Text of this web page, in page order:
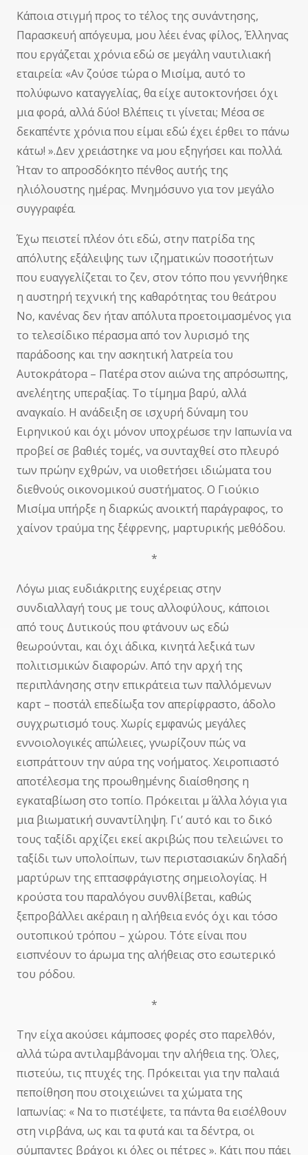
Κάποια στιγμή προς το τέλος της συνάντησης,
Παρασκευή απόγευμα, μου λέει ένας φίλος, Έλληνας
που εργάζεται χρόνια εδώ σε μεγάλη ναυτιλιακή
εταιρεία: «Αν ζούσε τώρα ο Μισίμα, αυτό το
πολύφωνο καταγγελίας, θα είχε αυτοκτονήσει όχι
μια φορά, αλλά δύο! Βλέπεις τι γίνεται; Μέσα σε
δεκαπέντε χρόνια που είμαι εδώ έχει έρθει το πάνω
κάτω! ».Δεν χρειάστηκε να μου εξηγήσει και πολλά.
Ήταν το απροσδόκητο πένθος αυτής της
ηλιόλουστης ημέρας. Μνημόσυνο για τον μεγάλο
συγγραφέα.
Έχω πειστεί πλέον ότι εδώ, στην πατρίδα της
απόλυτης εξάλειψης των ιζηματικών ποσοτήτων
που ευαγγελίζεται το ζεν, στον τόπο που γεννήθηκε
η αυστηρή τεχνική της καθαρότητας του θεάτρου
Νο, κανένας δεν ήταν απόλυτα προετοιμασμένος για
το τελεσίδικο πέρασμα από τον λυρισμό της
παράδοσης και την ασκητική λατρεία του
Αυτοκράτορα – Πατέρα στον αιώνα της απρόσωπης,
ανελέητης υπεραξίας. Το τίμημα βαρύ, αλλά
αναγκαίο. Η ανάδειξη σε ισχυρή δύναμη του
Ειρηνικού και όχι μόνον υποχρέωσε την Ιαπωνία να
προβεί σε βαθιές τομές, να συνταχθεί στο πλευρό
των πρώην εχθρών, να υιοθετήσει ιδιώματα του
διεθνούς οικονομικού συστήματος. Ο Γιούκιο
Μισίμα υπήρξε η διαρκώς ανοικτή παράγραφος, το
χαίνον τραύμα της ξέφρενης, μαρτυρικής μεθόδου.
*
Λόγω μιας ευδιάκριτης ευχέρειας στην
συνδιαλλαγή τους με τους αλλοφύλους, κάποιοι
από τους Δυτικούς που φτάνουν ως εδώ
θεωρούνται, και όχι άδικα, κινητά λεξικά των
πολιτισμικών διαφορών. Από την αρχή της
περιπλάνησης στην επικράτεια των παλλόμενων
καρτ – ποστάλ επεδίωξα τον απερίφραστο, άδολο
συγχρωτισμό τους. Χωρίς εμφανώς μεγάλες
εννοιολογικές απώλειες, γνωρίζουν πώς να
εισπράττουν την αύρα της νοήματος. Χειροπιαστό
αποτέλεσμα της προωθημένης διαίσθησης η
εγκαταβίωση στο τοπίο. Πρόκειται μ΄ άλλα λόγια για
μια βιωματική συναντίληψη. Γι’ αυτό και το δικό
τους ταξίδι αρχίζει εκεί ακριβώς που τελειώνει το
ταξίδι των υπολοίπων, των περιστασιακών δηλαδή
μαρτύρων της επτασφράγιστης σημειολογίας. Η
κρούστα του παραλόγου συνθλίβεται, καθώς
ξεπροβάλλει ακέραιη η αλήθεια ενός όχι και τόσο
ουτοπικού τρόπου – χώρου. Τότε είναι που
εισπνέουν το άρωμα της αλήθειας στο εσωτερικό
του ρόδου.
*
Την είχα ακούσει κάμποσες φορές στο παρελθόν,
αλλά τώρα αντιλαμβάνομαι την αλήθεια της. Όλες,
πιστεύω, τις πτυχές της. Πρόκειται για την παλαιά
πεποίθηση που στοιχειώνει τα χώματα της
Ιαπωνίας: « Να το πιστέψετε, τα πάντα θα εισέλθουν
στη νιρβάνα, ως και τα φυτά και τα δέντρα, οι
σύμπαντες βράχοι κι όλες οι πέτρες ». Κάτι που πάει